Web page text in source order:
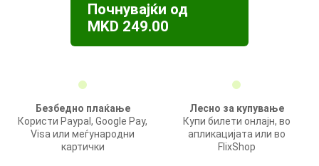
Почнувајќи од
MKD 249.00
Безбедно плаќање
Користи Paypal, Google Pay,
Visa или меѓународни
картички
Лесно за купување
Купи билети онлајн, во
апликацијата или во
FlixShop